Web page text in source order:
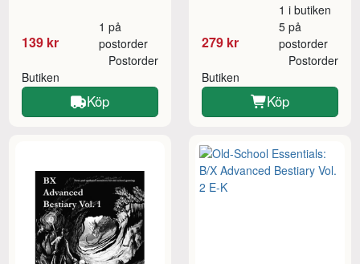
139 kr
1 på
postorder
Butiken
Postorder
Köp
279 kr
1 i butiken
5 på
postorder
Butiken
Postorder
Köp